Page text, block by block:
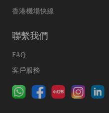
香港機場快線
聯繫我們
FAQ
客戶服務